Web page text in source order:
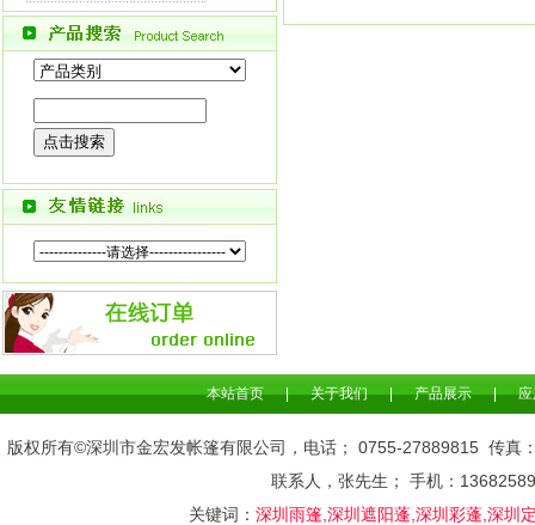
本站首页|关于我们|产品展示|应
版权所有©深圳市金宏发帐篷有限公司，电话；
联系人，张先生； 手机：
关键词： 深圳雨篷,深圳遮阳蓬,深圳彩蓬,深圳